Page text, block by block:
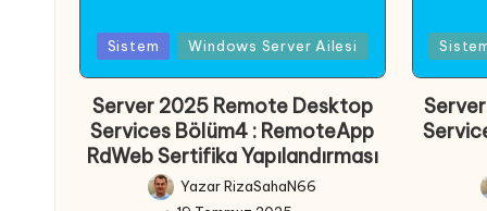
Posted
Sistem Windows Server Ailesi
Server 2025 Remote Desktop
Services Bölüm4 : RemoteApp
RdWeb Sertifika Yapılandırması
Posted
YazarRizaSahaN66
Posted